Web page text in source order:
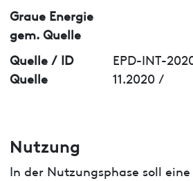
Graue Energie
gem. Quelle
Quelle / ID
Quelle
EPD-INT-
11.2020 /
Nutzung
In der Nutzungsphase soll